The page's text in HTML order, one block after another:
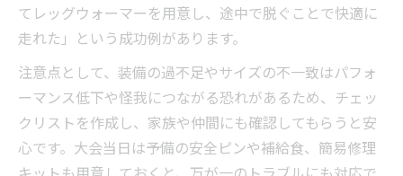
てレッグウォーマーを用意し、途中で脱ぐことで快適に
走れた」という成功例があります。
注意点として、装備の過不足やサイズの不一致はパフォ
ーマンス低下や怪我につながる恐れがあるため、チェッ
クリストを作成し、家族や仲間にも確認してもらうと安
心です。大会当日は予備の安全ピンや補給食、簡易修理